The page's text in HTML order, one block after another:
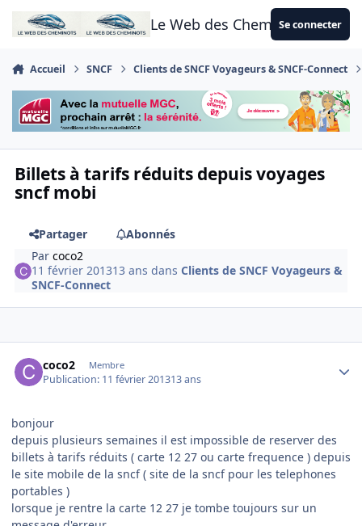
Aller au contenu
Le Web des CheminotsSe connecter
Accueil SNCF Clients de SNCF Voyageurs & SNCF-Connect
Billets à tarifs réduits depuis voyages
sncf mobi
Partager
Abonnés
Parcoco2
11 février 201313 ans dansClients de SNCF Voyageurs &
SNCF-Connect
coco2 Membre
Publication: 11 février 201313 ans
bonjour
depuis plusieurs semaines il est impossible de reserver des
billets à tarifs réduits ( carte 12 27 ou carte frequence ) depuis
le site mobile de la sncf ( site de la sncf pour les telephones
portables )
lorsque je rentre la carte 12 27 je tombe toujours sur un